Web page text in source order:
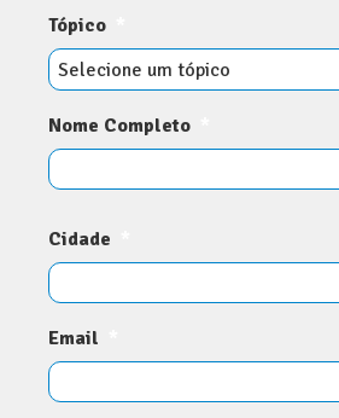
Tópico
Nome Completo
Cidade
Email